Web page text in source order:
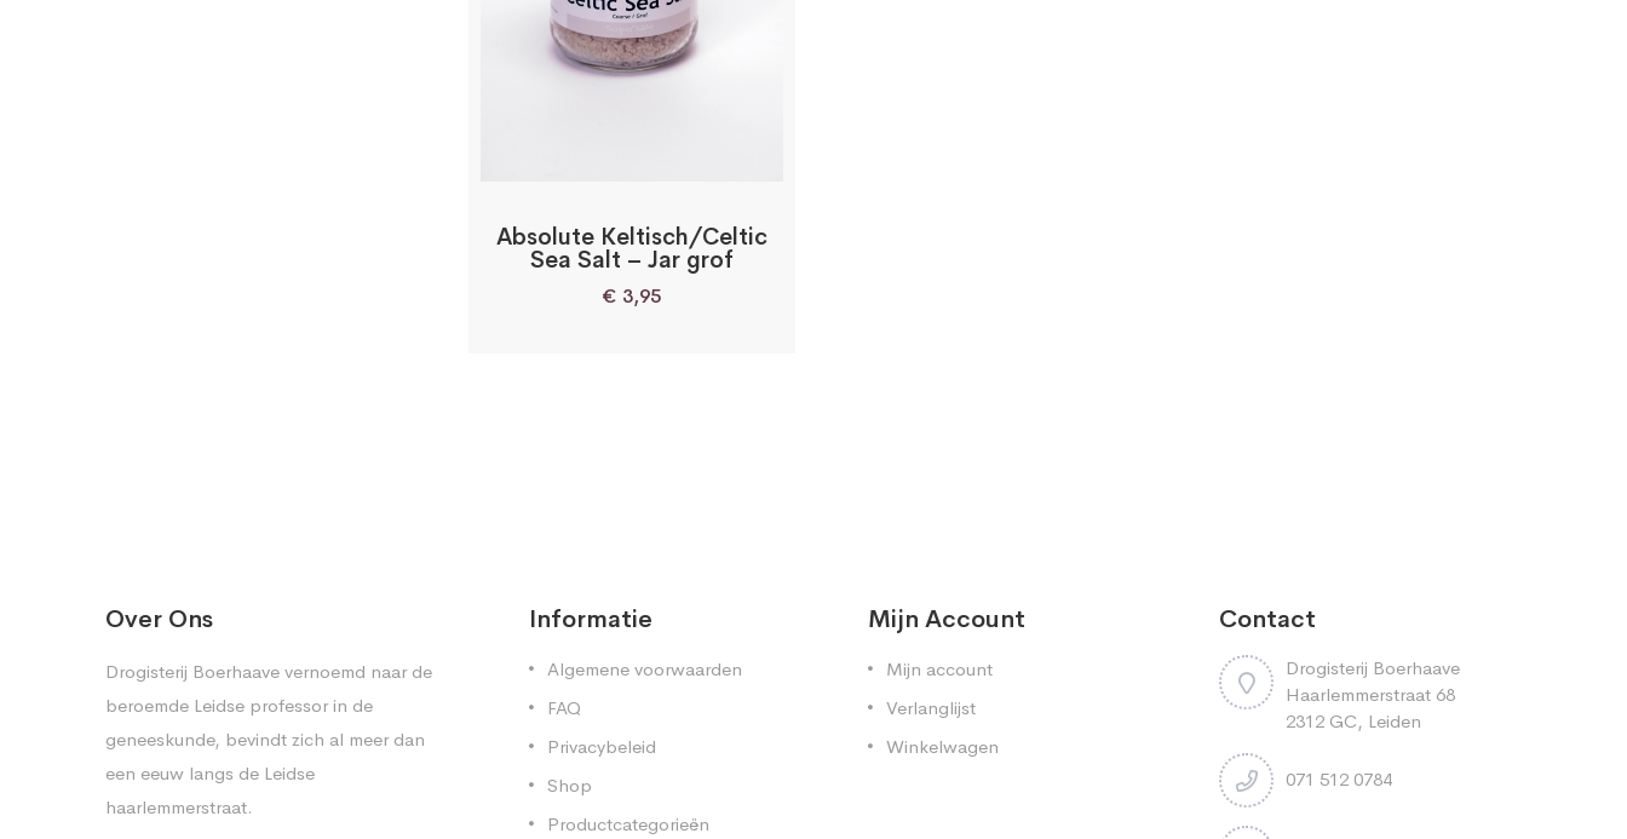
Absolute Keltisch/Celtic
Sea Salt – Jar grof
€ 3,95
Over Ons
Drogisterij Boerhaave vernoemd naar de
beroemde Leidse professor in de
geneeskunde, bevindt zich al meer dan
een eeuw langs de Leidse
haarlemmerstraat.
Informatie
Algemene voorwaarden
FAQ
Privacybeleid
Shop
Productcategorieën
Mijn Account
Mijn account
Verlanglijst
Winkelwagen
Contact
Drogisterij Boerhaave
Haarlemmerstraat 68
2312 GC, Leiden
071 512 0784